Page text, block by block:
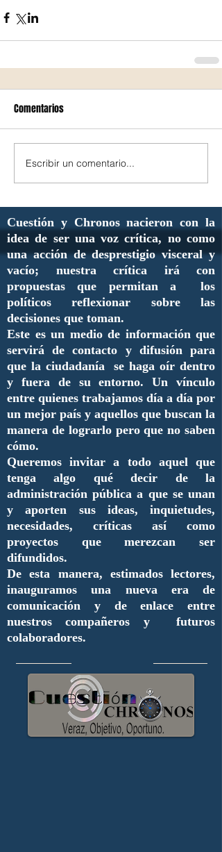
Comentarios
Escribir un comentario...
Cuestión y Chronos nacieron con la
idea de ser una voz crítica, no como
una acción de desprestigio visceral y
vacío; nuestra crítica irá con
propuestas que permitan a los
políticos reflexionar sobre las
decisiones que toman.
Este es un medio de información que
servirá de contacto y difusión para
que la ciudadanía se haga oír dentro
y fuera de su entorno. Un vínculo
entre quienes trabajamos día a día por
un mejor país y aquellos que buscan la
manera de lograrlo pero que no saben
cómo.
Queremos invitar a todo aquel que
tenga algo qué decir de la
administración pública a que se unan
y aporten sus ideas, inquietudes,
necesidades, críticas así como
proyectos que merezcan ser
difundidos.
De esta manera, estimados lectores,
inauguramos una nueva era de
comunicación y de enlace entre
nuestros compañeros y futuros
colaboradores.